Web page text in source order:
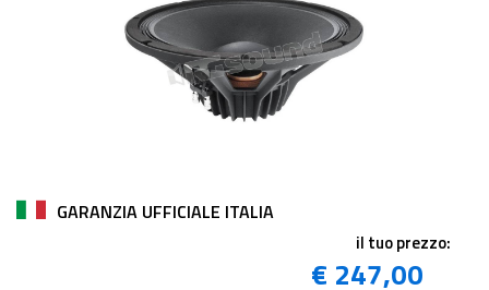
GARANZIA UFFICIALE ITALIA
il tuo prezzo:
€ 247,00